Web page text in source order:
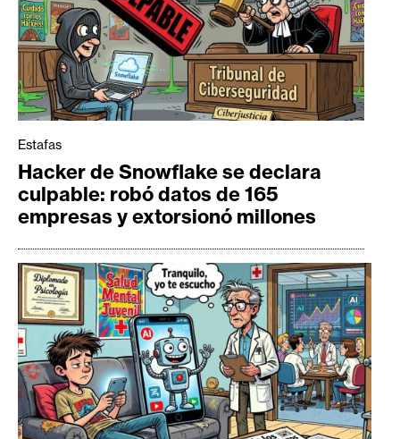
Estafas
Hacker de Snowflake se declara
culpable: robó datos de 165
empresas y extorsionó millones